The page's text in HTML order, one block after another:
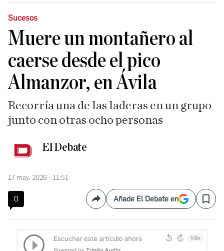
Sucesos
Muere un montañero al
caerse desde el pico
Almanzor, en Ávila
Recorría una de las laderas en un grupo
junto con otras ocho personas
El Debate
17 may. 2026 - 11:51
0 CompartirAñade El Debate en Save